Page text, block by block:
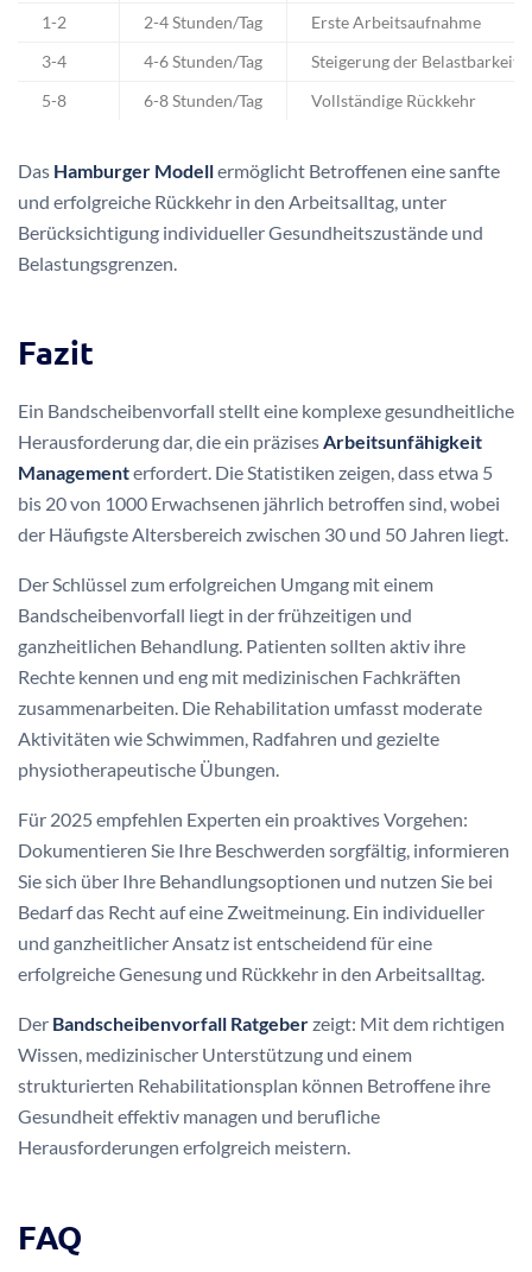
typischerweise zwischen 4 und 8 Wochen. Wichtig ist eine
flexible Anpassung an die persönlichen Bedürfnisse und
gesundheitlichen Fortschritte.
Woche
3-4
DasHamburger Modell ermöglicht Betroffenen eine sanfte
und erfolgreiche Rückkehr in den Arbeitsalltag, unter
Berücksichtigung individueller Gesundheitszustände und
Fazit
Ein Bandscheibenvorfall stellt eine komplexe gesundheitliche
Herausforderung dar, die ein präzisesArbeitsunfähigkeit
Managementerfordert. Die Statistiken zeigen, dass etwa 5
der Häufigste Altersbereich zwischen 30 und 50 Jahren liegt.
Der Schlüssel zum erfolgreichen Umgang mit einem
Bandscheibenvorfall liegt in der frühzeitigen und
ganzheitlichen Behandlung. Patienten sollten aktiv ihre
Rechte kennen und eng mit medizinischen Fachkräften
Aktivitäten wie Schwimmen, Radfahren und gezielte
physiotherapeutische Übungen.
Für 2025 empfehlen Experten ein proaktives Vorgehen:
Dokumentieren Sie Ihre Beschwerden sorgfältig, informieren
und ganzheitlicher Ansatz ist entscheidend für eine